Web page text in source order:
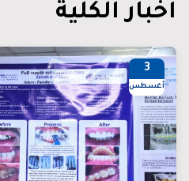
أخبار الكلية
3
أغسطس/26